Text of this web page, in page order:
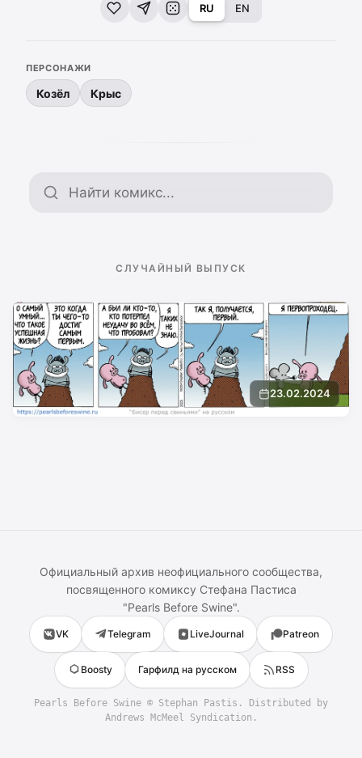
RU EN
ПЕРСОНАЖИ
Козёл Крыс
Поиск по архиву
СЛУЧАЙНЫЙ ВЫПУСК
23.02.2024
Официальный архив неофициального сообщества,
посвященного комиксу Стефана Пастиса
"Pearls Before Swine".
VK Telegram LiveJournal Patreon
Boosty Гарфилд на русском RSS
Pearls Before Swine © Stephan Pastis . Distributed by
Andrews McMeel Syndication.